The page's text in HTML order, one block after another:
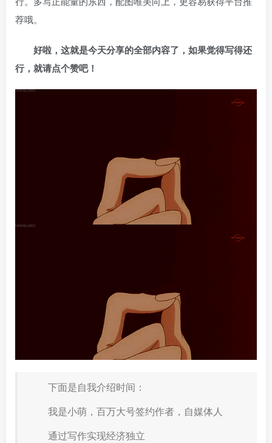
荐哦。
好啦，这就是今天分享的全部内容了，如果觉得写得还
行，就请点个赞吧！
下面是自我介绍时间：
我是小萌，百万大号签约作者，自媒体人
通过写作实现经济独立